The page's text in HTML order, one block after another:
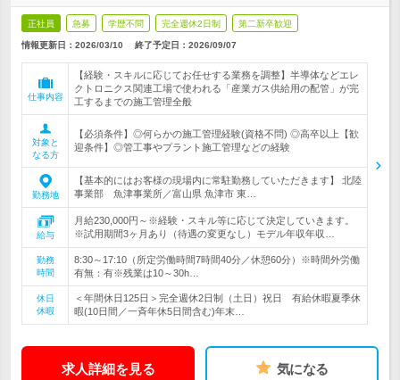
正社員 急募 学歴不問 完全週休2日制 第二新卒歓迎
情報更新日：2026/03/10 終了予定日： 2026/09/07
仕事内容
【経験・スキルに応じてお任せする業務を調整】半導体などエレ
クトロニクス関連工場で使われる「産業ガス供給用の配管」が完
工するまでの施工管理全般
対象と
なる方
【必須条件】◎何らかの施工管理経験(資格不問) ◎高卒以上【歓
迎条件】◎管工事やプラント施工管理などの経験
勤務地
【基本的にはお客様の現場内に常駐勤務していただきます】 北陸
事業部 魚津事業所／富山県 魚津市 東…
給与
月給230,000円～※経験・スキル等に応じて決定していきます。
※試用期間3ヶ月あり（待遇の変更なし）モデル年収年収…
勤務
時間
8:30～17:10（所定労働時間7時間40分／休憩60分）※時間外労働
有無：有※残業は10～30h…
休日
休暇
＜年間休日125日＞完全週休2日制（土日）祝日 有給休暇夏季休
暇(10日間／一斉年休5日間含む)年末…
求人詳細を見る 気になる